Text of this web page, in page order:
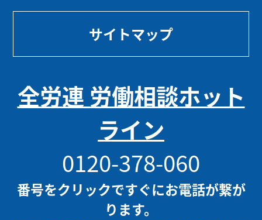
サイトマップ
全労連 労働相談ホット
ライン
0120-378-060
番号をクリックですぐにお電話が繋が
ります。